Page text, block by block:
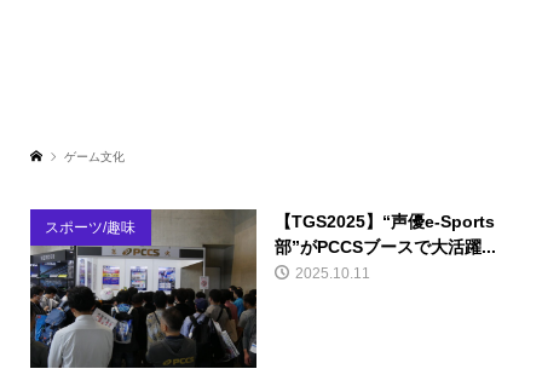
ゲーム文化
スポーツ/趣味
【TGS2025】“声優e-Sports
部”がPCCSブースで大活躍...
2025.10.11